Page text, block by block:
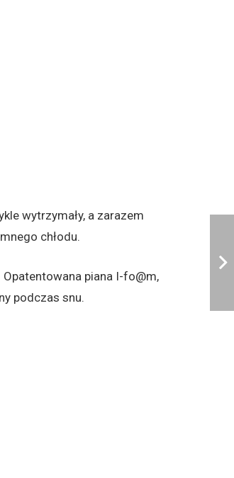
wytrzymały, a zarazem
chłodu.
piana I-fo@m,
podczas snu.